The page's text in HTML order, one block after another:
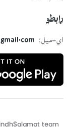
رابطو
اي-ميل: